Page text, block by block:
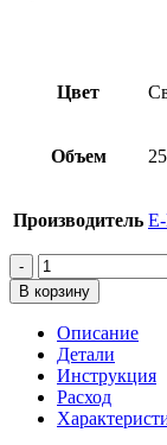
Цвет
Объем
Производитель
Количество
товара
Затирка
для
термопанелей
PREMIUM,
Светло-
коричневый,
25кг
В корзину
Описание
Детали
Инструкция
Расход